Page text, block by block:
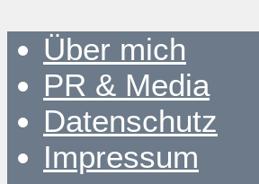
Über mich
PR & Media
Datenschutz
Impressum